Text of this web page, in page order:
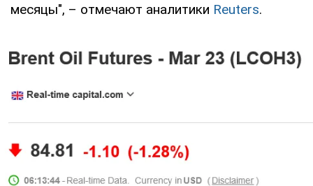
месяцы", – отмечают аналитики Reuters.